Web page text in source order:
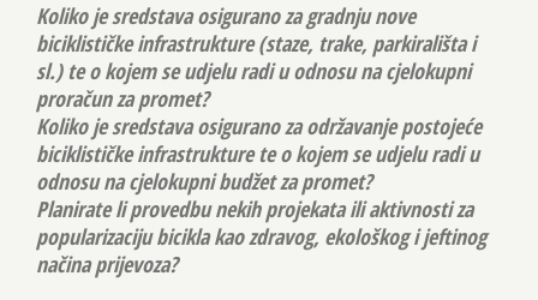
Koliko je sredstava osigurano za gradnju nove
biciklističke infrastrukture (staze, trake, parkirališta i
sl.) te o kojem se udjelu radi u odnosu na cjelokupni
proračun za promet?
Koliko je sredstava osigurano za održavanje postojeće
biciklističke infrastrukture te o kojem se udjelu radi u
odnosu na cjelokupni budžet za promet?
Planirate li provedbu nekih projekata ili aktivnosti za
popularizaciju bicikla kao zdravog, ekološkog i jeftinog
načina prijevoza?